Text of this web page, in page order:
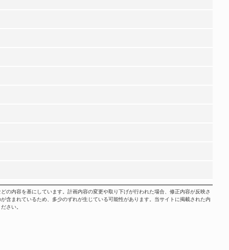
内容を基にしています。計画内容の変更や取り下げが行われた場合、修正内容が反映さ
含まれているため、多少のずれが生じている可能性があります。当サイトに掲載された内
さい。